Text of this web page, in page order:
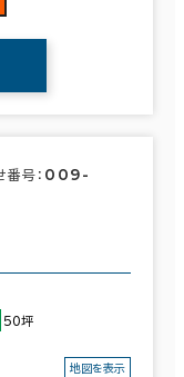
号： 009-
50坪
地図を表示